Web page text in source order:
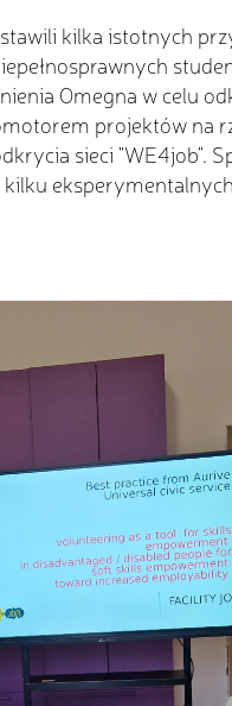
kilka istotnych
Omegna w celu
projektów na
sieci "WE4job".